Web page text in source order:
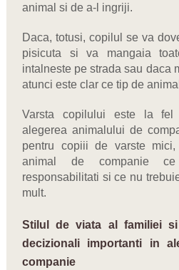
animal si de a-l ingriji.
Daca, totusi, copilul se va
pisicuta si va mangaia
intalneste pe strada sau daca
atunci este clar ce tip de
Varsta copilului este la fel
alegerea animalului de
pentru copiii de varste
animal de companie
responsabilitati si ce nu
mult.
Stilul de viata al familiei
decizionali importanti in
companie